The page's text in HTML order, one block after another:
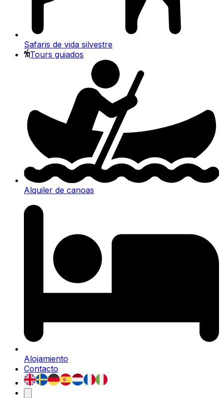
Safaris de vida silvestre
Tours guiados
Alquiler de canoas
Alojamiento
Contacto